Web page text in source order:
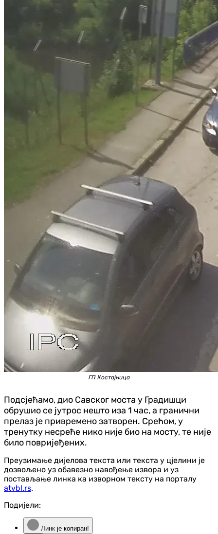
ГП Костајница
Подсјећамо, дио Савског моста у Градишци
обрушио се јутрос нешто иза 1 час, а гранични
прелаз је привремено затворен. Срећом, у
тренутку несреће нико није био на мосту, те није
било повријеђених.
Преузимање дијелова текста или текста у цјелини је
дозвољено уз обавезно навођење извора и уз
постављање линка ка изворном тексту на порталу
atvbl.rs.
Подијели:
Линк је копиран!